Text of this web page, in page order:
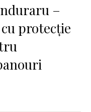
–
cu protecție